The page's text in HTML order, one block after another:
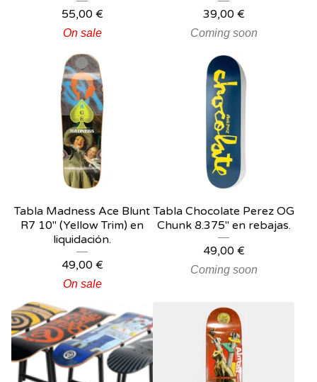
55,00 €
On sale
39,00 €
Coming soon
Tabla Madness Ace Blunt
R7 10" (Yellow Trim) en
liquidación.
49,00 €
On sale
Tabla Chocolate Perez OG
Chunk 8.375" en rebajas.
49,00 €
Coming soon